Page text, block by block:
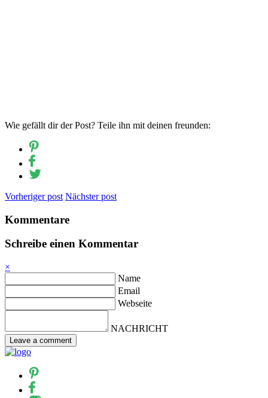
Wie gefällt dir der Post? Teile ihn mit deinen freunden:
Vorheriger post Nächster post
Kommentare
Schreibe einen Kommentar
×
Name
Email
Webseite
NACHRICHT
Leave a comment